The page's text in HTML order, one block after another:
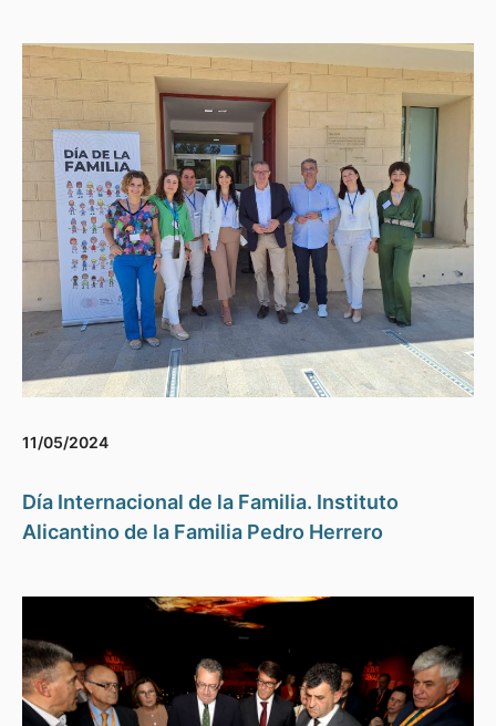
11/05/2024
Día Internacional de la Familia. Instituto
Alicantino de la Familia Pedro Herrero